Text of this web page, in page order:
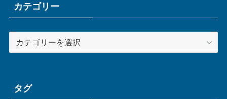
ブカテゴリー
テ
ータグ